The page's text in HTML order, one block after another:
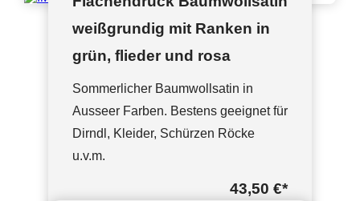
weißgrundig mit Ranken in
grün, flieder und rosa
Sommerlicher Baumwollsatin in
Ausseer Farben. Bestens geeignet für
Dirndl, Kleider, Schürzen Röcke
u.v.m.
43,50 €*